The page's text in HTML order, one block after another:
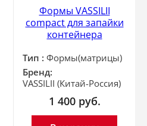
Формы VASSILII
compact для запайки
контейнера
Тип : Формы(матрицы)
Бренд:
VASSILII (Китай-Россия)
1 400 руб.